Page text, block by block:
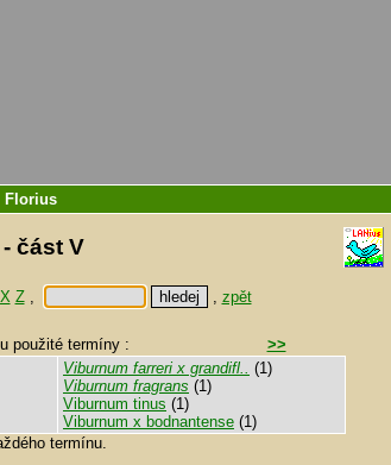
Florius
část V
X Z, , zpět
použité termíny :
>>
Viburnum farreri x grandifl.. (1)
Viburnum fragrans (1)
Viburnum tinus (1)
Viburnum x bodnantense (1)
termínu.